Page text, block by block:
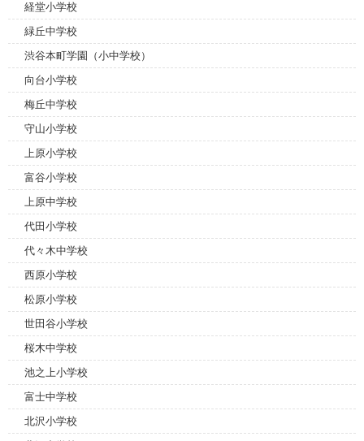
経堂小学校
緑丘中学校
渋谷本町学園（小中学校）
向台小学校
梅丘中学校
守山小学校
上原小学校
富谷小学校
上原中学校
代田小学校
代々木中学校
西原小学校
松原小学校
世田谷小学校
桜木中学校
池之上小学校
富士中学校
北沢小学校